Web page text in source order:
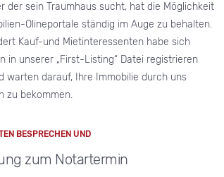
der sein Traumhaus sucht, hat die Möglichkeit
Olineportale ständig im Auge zu behalten.
Kauf-und Mietinteressenten habe sich
in unserer „First-Listing“ Datei registrieren
warten darauf, Ihre Immobilie durch uns
zu bekommen.
BESPRECHEN UND
zum Notartermin